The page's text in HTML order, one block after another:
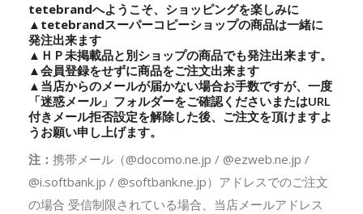
tetebrandへようこそ、ショッピングを楽しみに
▲ tetebrandスーパーコピーショップの商品は一緒に
発注出来ます
▲ＨＰ未掲載品と別ショップの商品でも発注出来ます。
▲会員登録をせずに商品をご注文出来ます
▲当店からのメールが届かない場合お手数ですが、一度
「迷惑メール」フォルダーをご確認くださいまたはURL
付きメール拒否設定を解除した後、ご注文を頂けますよ
うお願い申し上げます。
注： 携帯メール（@docomo.ne.jp / @ezweb.ne.jp /
@i.softbank.jp / @softbank.ne.jp）アドレスでのご注文
の場合 受信制限されている場合、当店メールアドレス